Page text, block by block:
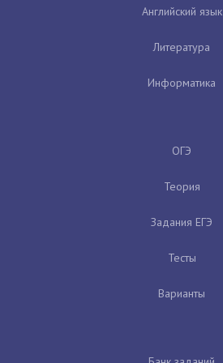
Английский язык
Литература
Информатика
ОГЭ
Теория
Задания ЕГЭ
Тесты
Варианты